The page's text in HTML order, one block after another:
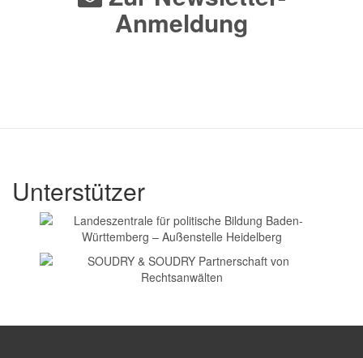
Anmeldung
Unterstützer